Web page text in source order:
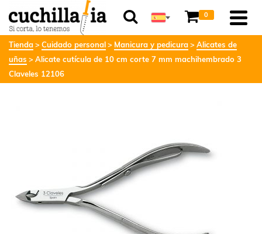
0
Tienda Cuidado personal Manicura y pedicura
Alicates de
uñas
Alicate cutícula de 10 cm corte 7 mm machihembrado 3
Claveles 12106